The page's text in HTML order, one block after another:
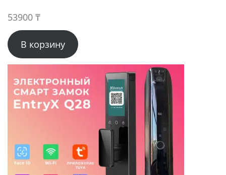
53900 ₸
В корзину